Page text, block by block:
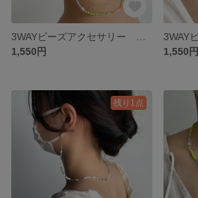
1,550円
1,550円
残り1点